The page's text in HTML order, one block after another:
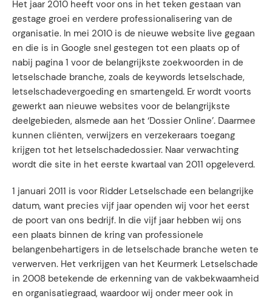
Het jaar 2010 heeft voor ons in het teken gestaan van
gestage groei en verdere professionalisering van de
organisatie. In mei 2010 is de nieuwe website live gegaan
en die is in Google snel gestegen tot een plaats op of
nabij pagina 1 voor de belangrijkste zoekwoorden in de
letselschade branche, zoals de keywords letselschade,
letselschadevergoeding en smartengeld. Er wordt voorts
gewerkt aan nieuwe websites voor de belangrijkste
deelgebieden, alsmede aan het ‘Dossier Online’. Daarmee
kunnen cliënten, verwijzers en verzekeraars toegang
krijgen tot het letselschadedossier. Naar verwachting
wordt die site in het eerste kwartaal van 2011 opgeleverd.
1 januari 2011 is voor Ridder Letselschade een belangrijke
datum, want precies vijf jaar openden wij voor het eerst
de poort van ons bedrijf. In die vijf jaar hebben wij ons
een plaats binnen de kring van professionele
belangenbehartigers in de letselschade branche weten te
verwerven. Het verkrijgen van het Keurmerk Letselschade
in 2008 betekende de erkenning van de vakbekwaamheid
en organisatiegraad, waardoor wij onder meer ook in